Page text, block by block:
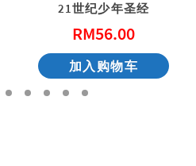
21世纪少年圣经
RM56.00
加入购物车